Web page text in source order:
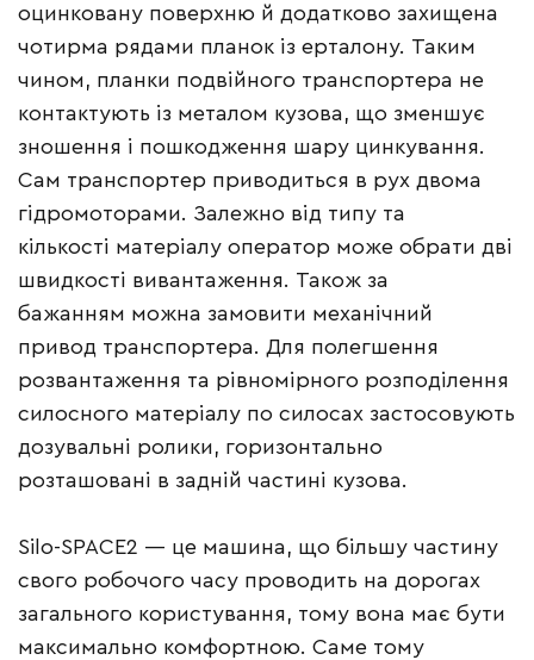
оцинковану поверхню й додатково захищена
чотирма рядами планок із ерталону. Таким
чином, планки подвійного транспортера не
контактують із металом кузова, що зменшує
зношення і пошкодження шару цинкування.
Сам транспортер приводиться в рух двома
гідромоторами. Залежно від типу та
кількості матеріалу оператор може обрати дві
швидкості вивантаження. Також за
бажанням можна замовити механічний
привод транспортера. Для полегшення
розвантаження та рівномірного розподілення
силосного матеріалу по силосах застосовують
дозувальні ролики, горизонтально
розташовані в задній частині кузова.
Silo-SPACE2 — це машина, що більшу частину
свого робочого часу проводить на дорогах
загального користування, тому вона має бути
максимально комфортною. Саме тому